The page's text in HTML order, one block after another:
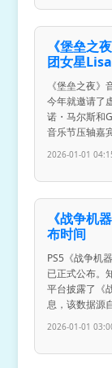
《堡垒之
团女星Lisa
《堡垒之夜
今年就邀请了
诺・马尔斯和
音乐节压轴嘉
2026-01-01
《战争机
布时间
PS5《战争机
已正式公布。
平台披露了《
息，该数据源
2026-01-01